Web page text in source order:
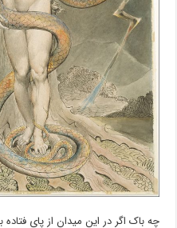
چه باک اگر در این میدان از پای